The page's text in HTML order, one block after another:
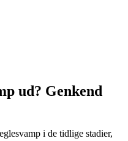
ud? Genkend
i de tidlige stadier,